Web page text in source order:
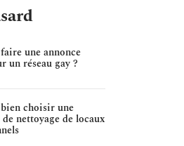
une annonce
un réseau gay ?
choisir une
nettoyage de locaux